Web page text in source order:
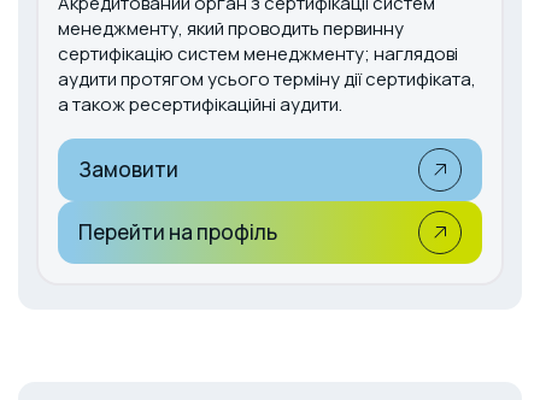
менеджменту, який проводить первинну
сертифікацію систем менеджменту; наглядові
аудити протягом усього терміну дії сертифіката,
а також ресертифікаційні аудити.
Замовити
Перейти на профіль